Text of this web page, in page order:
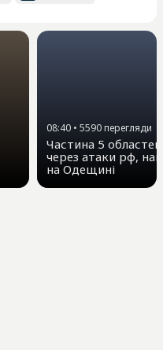
08:40 • 5590перегляди
Частина 5 областей
через атаки рф,
на Одещині